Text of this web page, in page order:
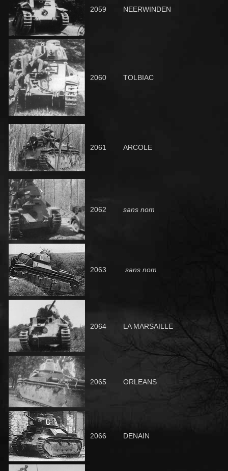
2059 NEERWINDEN
2060 TOLBIAC
2061 ARCOLE
2062 sans nom
2063 sans nom
2064 LA MARSAILLE
2065 ORLEANS
2066 DENAIN